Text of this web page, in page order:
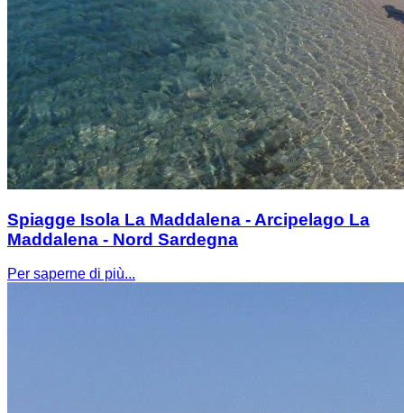
Spiagge Isola La Maddalena - Arcipelago La
Maddalena - Nord Sardegna
Per saperne di più...